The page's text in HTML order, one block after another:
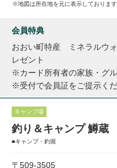
※地図は所在地を元に表示しております
会員特典
おおい町特産 ミネラルウ
レゼント
※カード所有者の家族・グ
※受付で会員証をご提示くだ
キャンプ場
釣り＆キャンプ 鱒蔵
■キャンプ・釣堀
〒509-3505